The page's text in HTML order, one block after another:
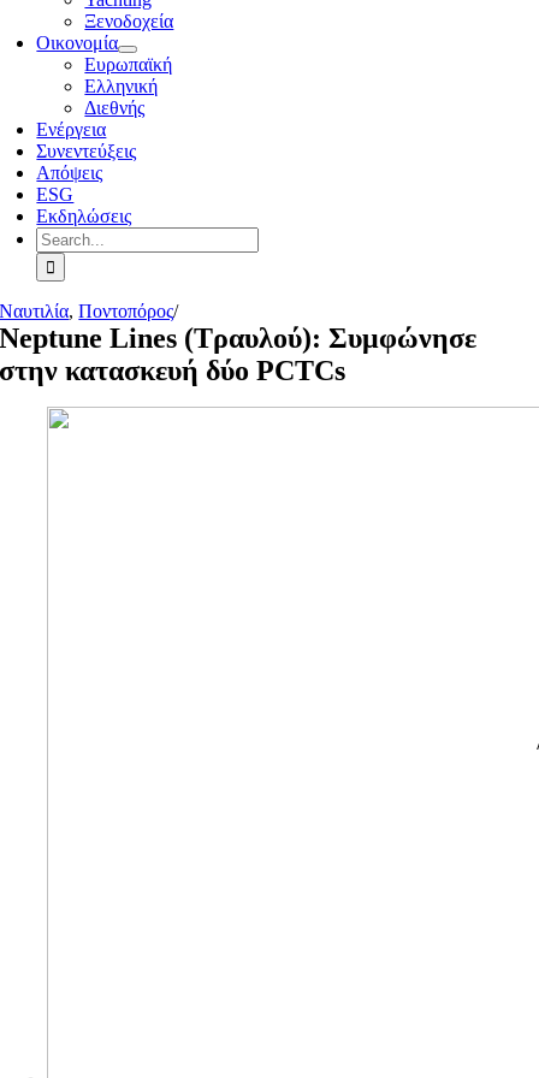
Ξενοδοχεία
Οικονομία
Ευρωπαϊκή
Ελληνική
Διεθνής
Ενέργεια
Συνεντεύξεις
Απόψεις
ESG
Εκδηλώσεις
Search
for:
Ναυτιλία,Ποντοπόρος/
Neptune Lines (Τραυλού): Συμφώνησε
στην κατασκευή δύο PCTCs